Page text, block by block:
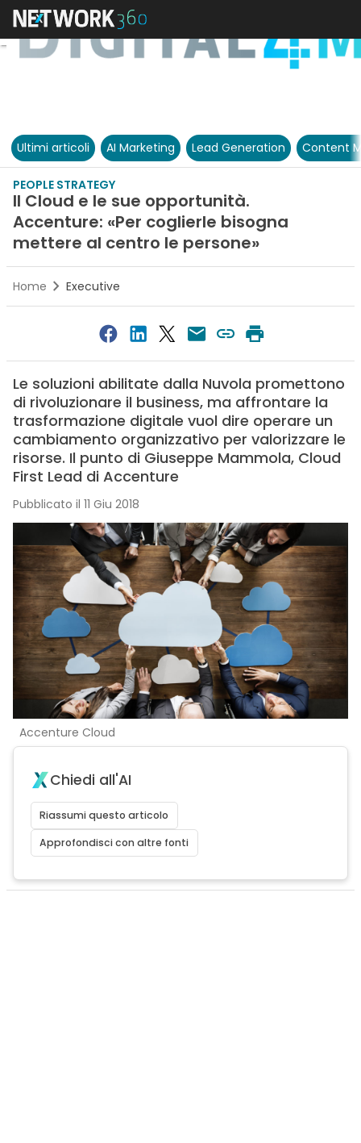
Ultimi articoli AI Marketing Lead Generation Content
PEOPLE STRATEGY
Il Cloud e le sue opportunità.
Accenture: «Per coglierle bisogna
mettere al centro le persone»
Home Executive
Le soluzioni abilitate dalla Nuvola promettono
di rivoluzionare il business, ma affrontare la
trasformazione digitale vuol dire operare un
cambiamento organizzativo per valorizzare le
risorse. Il punto di Giuseppe Mammola, Cloud
First Lead di Accenture
Pubblicato il 11 Giu 2018
Accenture Cloud
Chiedi all'AI
Riassumi questo articolo
Approfondisci con altre fonti